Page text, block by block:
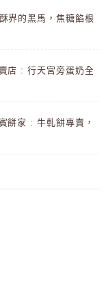
界的黑馬，焦糖餡根
店 : 行天宮旁蛋奶全
餅家 : 牛軋餅專賣，